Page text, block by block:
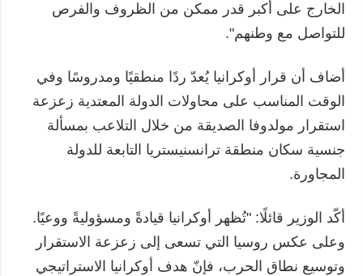
الخارج على أكبر قدر ممكن من الظروف والفرص
للتواصل مع وطنهم".
أضاف أن قرار أوكرانيا يُعدّ ردًا منطقيًا ومدروسًا وفي
الوقت المناسب على محاولات الدولة المعتدية زعزعة
استقرار مولدوفا الصديقة من خلال التلاعب بمسألة
جنسية سكان منطقة ترانسنيستريا التابعة للدولة
المجاورة.
أكّد الوزير قائلًا: "تُظهر أوكرانيا قيادةً ومسؤوليةً ووعيًا.
وعلى عكس روسيا التي تسعى إلى زعزعة الاستقرار
وتوسيع نطاق الحرب، فإنّ هدف أوكرانيا الاستراتيجي